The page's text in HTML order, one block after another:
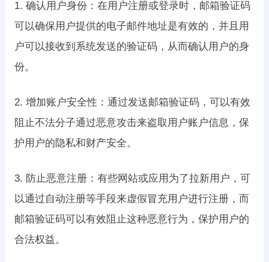
1. 确认用户身份：在用户注册或登录时，邮箱验证码
可以确保用户提供的电子邮件地址是有效的，并且用
户可以接收到系统发送的验证码，从而确认用户的身
份。
2. 增加账户安全性：通过发送邮箱验证码，可以有效
阻止不法分子通过恶意攻击来盗取用户账户信息，保
护用户的隐私和财产安全。
3. 防止恶意注册：有些网站或应用为了拉新用户，可
以通过自动注册等手段来虚假冒充用户进行注册，而
邮箱验证码可以有效阻止这种恶意行为，保护用户的
合法权益。